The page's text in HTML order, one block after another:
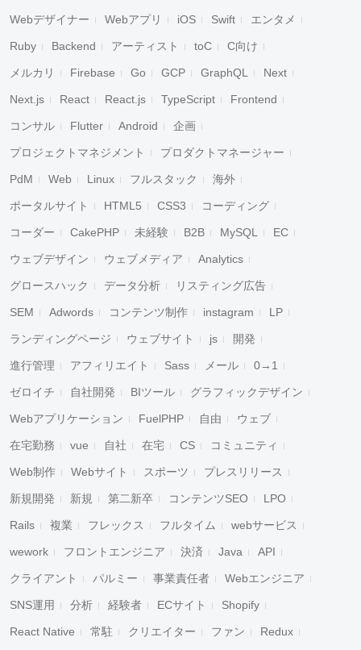
Webデザイナー Webアプリ iOS Swift エンタメ
Ruby Backend アーティスト toC C向け
メルカリ Firebase Go GCP GraphQL Next
Next.js React React.js TypeScript Frontend
コンサル Flutter Android 企画
プロジェクトマネジメント プロダクトマネージャー
PdM Web Linux フルスタック 海外
ポータルサイト HTML5 CSS3 コーディング
コーダー CakePHP 未経験 B2B MySQL EC
ウェブデザイン ウェブメディア Analytics
グロースハック データ分析 リスティング広告
SEM Adwords コンテンツ制作 instagram LP
ランディングページ ウェブサイト js 開発
進行管理 アフィリエイト Sass メール 0→1
ゼロイチ 自社開発 BIツール グラフィックデザイン
Webアプリケーション FuelPHP 自由 ウェブ
在宅勤務 vue 自社 在宅 CS コミュニティ
Web制作 Webサイト スポーツ プレスリリース
新規開発 新規 第二新卒 コンテンツSEO LPO
Rails 複業 フレックス フルタイム webサービス
wework フロントエンジニア 決済 Java API
クライアント パルミー 事業責任者 Webエンジニア
SNS運用 分析 経験者 ECサイト Shopify
React Native 常駐 クリエイター ファン Redux